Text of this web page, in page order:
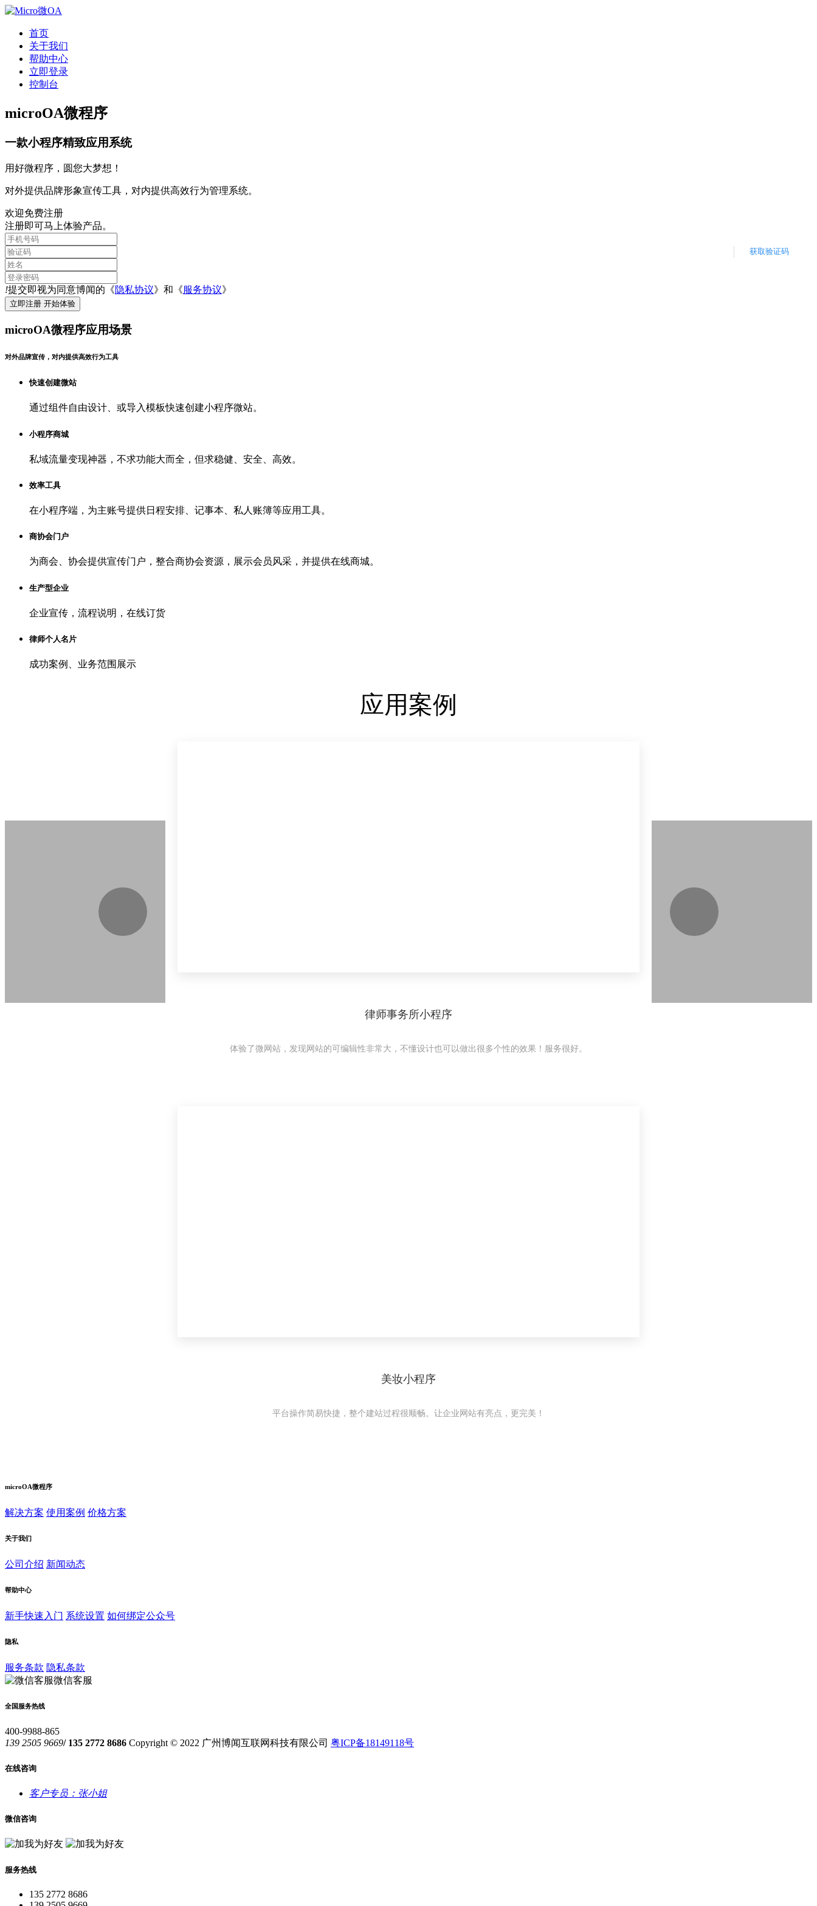
首页
关于我们
帮助中心
立即登录
控制台
microOA微程序
一款小程序精致应用系统
用好微程序，圆您大梦想！
对外提供品牌形象宣传工具，对内提供高效行为管理系统。
欢迎免费注册
注册即可马上体验产品。
!提交即视为同意博闻的《隐私协议》和《服务协议》
microOA微程序应用场景
对外品牌宣传，对内提供高效行为工具
快速创建微站
通过组件自由设计、或导入模板快速创建小程序微站。
小程序商城
私域流量变现神器，不求功能大而全，但求稳健、安全、高效。
效率工具
在小程序端，为主账号提供日程安排、记事本、私人账簿等应用工具。
商协会门户
为商会、协会提供宣传门户，整合商协会资源，展示会员风采，并提供在线商城。
生产型企业
企业宣传，流程说明，在线订货
律师个人名片
成功案例、业务范围展示
应用案例
律师事务所小程序
体验了微网站，发现网站的可编辑性非常大，不懂设计也可以做出很多个性的效果！服务很好。
美妆小程序
平台操作简易快捷，整个建站过程很顺畅。让企业网站有亮点，更完美！
microOA微程序
解决方案 使用案例 价格方案
关于我们
公司介绍 新闻动态
帮助中心
新手快速入门 系统设置 如何绑定公众号
隐私
服务条款 隐私条款
微信客服
全国服务热线
400-9988-865
139 2505 9669/ 135 2772 8686 Copyright © 2022 广州博闻互联网科技有限公司 粤ICP备18149118号
在线咨询
客户专员：张小姐
微信咨询
服务热线
135 2772 8686